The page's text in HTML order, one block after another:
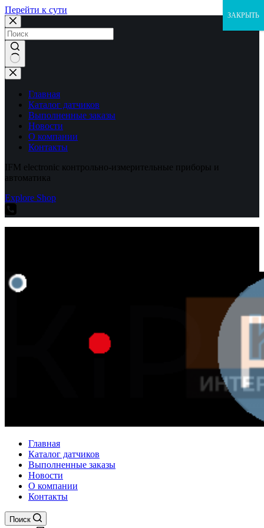
Перейти к сути
Ничего
не
найденоГлавная
Каталог датчиков
Выполненные заказы
Новости
О компании
Контакты
IFM electronic контрольно-измерительные приборы и
автоматика
Explore Shop
Главная
Каталог датчиков
Выполненные заказы
Новости
О компании
Контакты
Поиск
ЗАКРЫТЬ